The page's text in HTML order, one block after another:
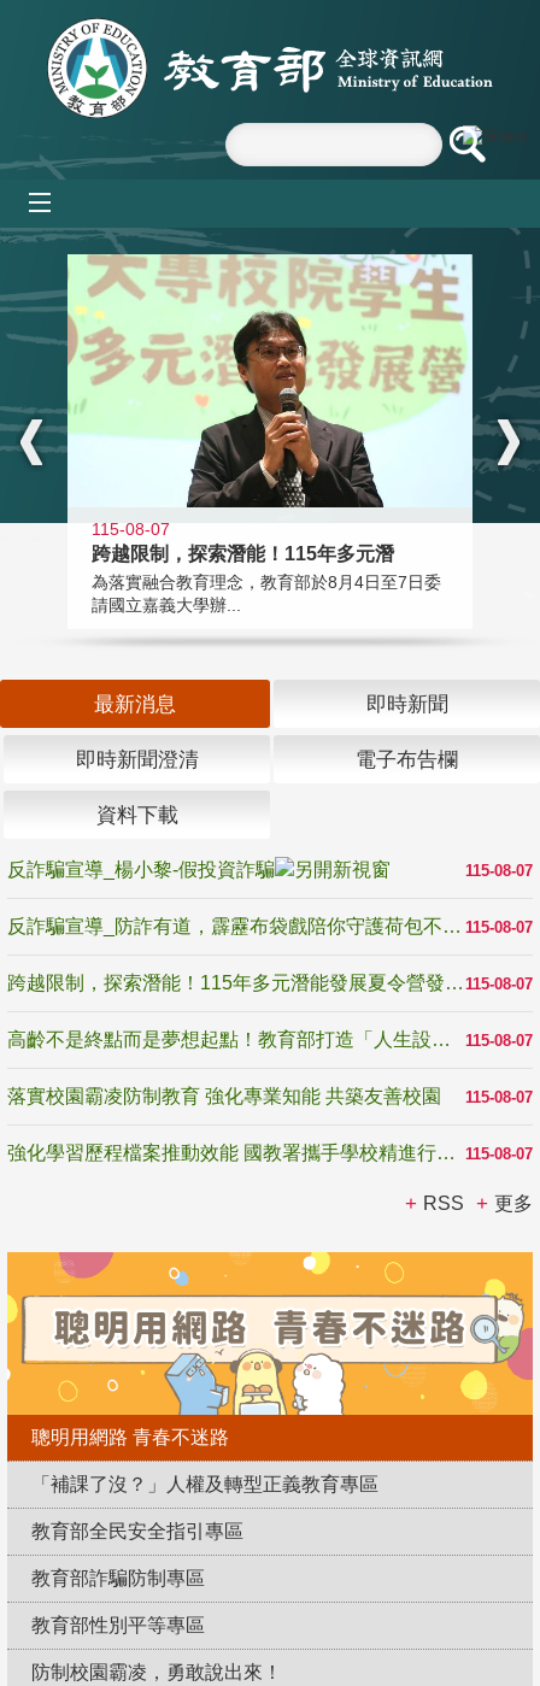
跳到主要內容區塊
:::
115-08-07
跨越限制，探索潛能！115年多元潛
為落實融合教育理念，教育部於8月4日至7日委
請國立嘉義大學辦...
最新消息 即時新聞
即時新聞澄清 電子布告欄
資料下載
115-08-07
反詐騙宣導_楊小黎-假投資詐騙
115-08-07
反詐騙宣導_防詐有道，霹靂布袋戲陪你守護荷包不受騙
115-08-07
跨越限制，探索潛能！115年多元潛能發展夏令營發掘生命無限可能
115-08-07
高齡不是終點而是夢想起點！教育部打造「人生設計夢工場」 參展第3屆高齡健康產業博覽會
115-08-07
落實校園霸凌防制教育 強化專業知能 共築友善校園
115-08-07
強化學習歷程檔案推動效能 國教署攜手學校精進行政與教學支持
RSS 更多
聰明用網路 青春不迷路
「補課了沒？」人權及轉型正義教育專區
教育部全民安全指引專區
教育部詐騙防制專區
教育部性別平等專區
防制校園霸凌，勇敢說出來！